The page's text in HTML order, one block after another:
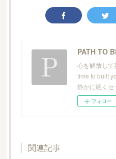
PATH TO
心を解放して
time to built
静かに聴くセ
フォロー
関連記事